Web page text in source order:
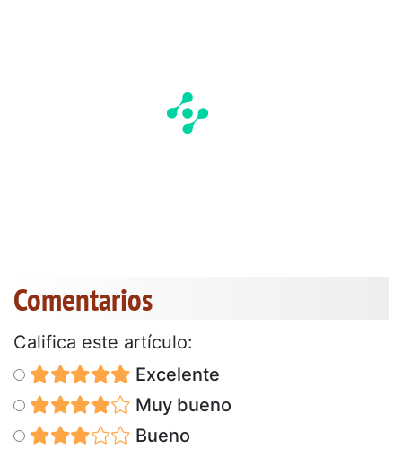
Comentarios
Califica este artículo:
Excelente
Muy bueno
Bueno